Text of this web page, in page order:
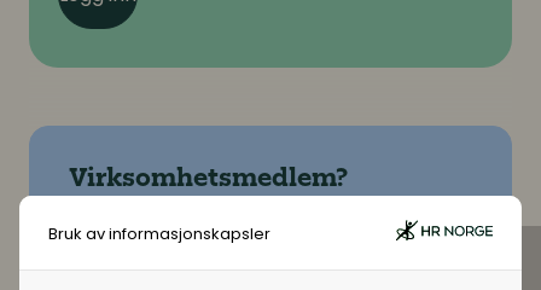
Bruk av informasjonskapsler
Virksomhetsmedlem?
Jobber du i en virksomhet som er